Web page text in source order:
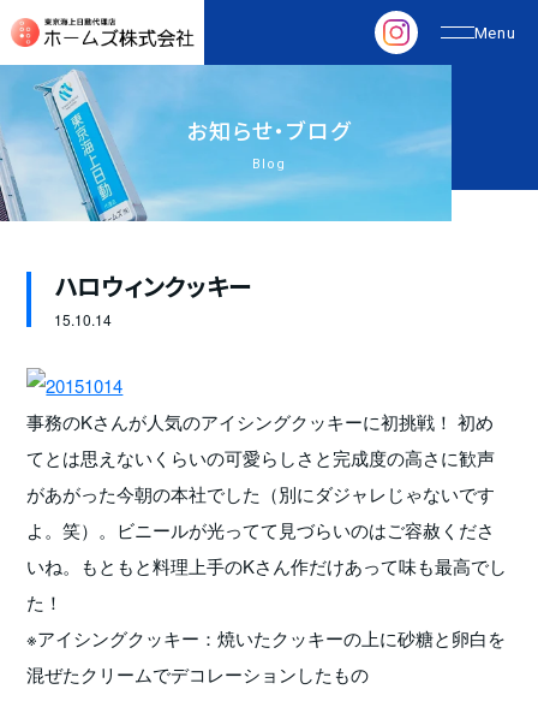
お知らせ・ブログ
Blog
ハロウィンクッキー
15.10.14
事務のKさんが人気のアイシングクッキーに初挑戦！ 初め
てとは思えないくらいの可愛らしさと完成度の高さに歓声
があがった今朝の本社でした（別にダジャレじゃないです
よ。笑）。ビニールが光ってて見づらいのはご容赦くださ
いね。もともと料理上手のKさん作だけあって味も最高でし
た！
※アイシングクッキー：焼いたクッキーの上に砂糖と卵白を
混ぜたクリームでデコレーションしたもの